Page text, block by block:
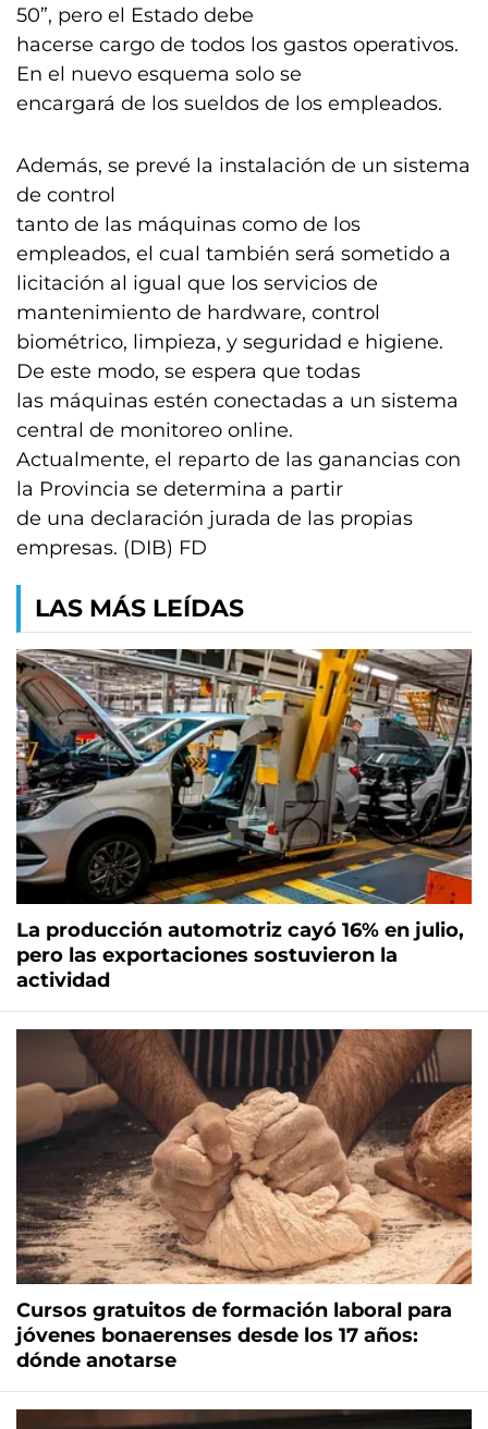
50”, pero el Estado debe
hacerse cargo de todos los gastos operativos.
En el nuevo esquema solo se
encargará de los sueldos de los empleados.
Además, se prevé la instalación de un sistema
de control
tanto de las máquinas como de los
empleados, el cual también será sometido a
licitación al igual que los servicios de
mantenimiento de hardware, control
biométrico, limpieza, y seguridad e higiene.
De este modo, se espera que todas
las máquinas estén conectadas a un sistema
central de monitoreo online.
Actualmente, el reparto de las ganancias con
la Provincia se determina a partir
de una declaración jurada de las propias
empresas. (DIB) FD
LAS MÁS LEÍDAS
La producción automotriz cayó 16% en julio,
pero las exportaciones sostuvieron la
actividad
Cursos gratuitos de formación laboral para
jóvenes bonaerenses desde los 17 años:
dónde anotarse